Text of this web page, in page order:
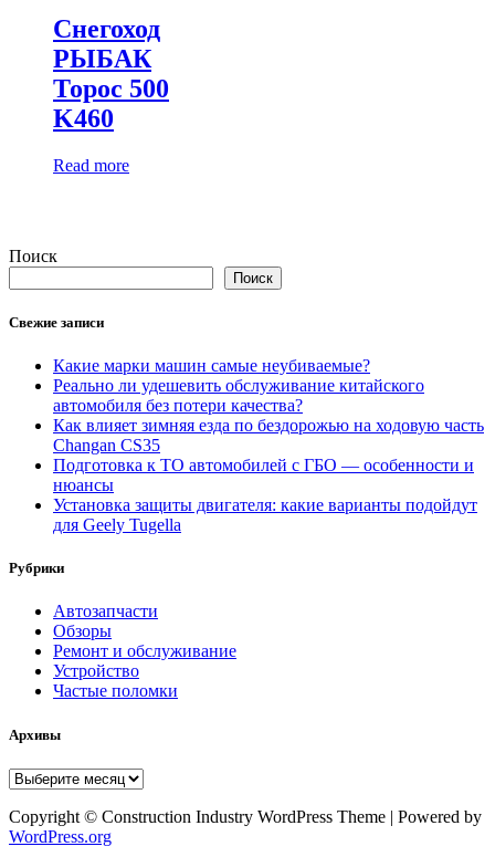
Снегоход
РЫБАК
Торос 500
K460
Read more
Поиск
Поиск
Свежие записи
Какие марки машин самые неубиваемые?
Реально ли удешевить обслуживание китайского
автомобиля без потери качества?
Как влияет зимняя езда по бездорожью на ходовую часть
Changan CS35
Подготовка к ТО автомобилей с ГБО — особенности и
нюансы
Установка защиты двигателя: какие варианты подойдут
для Geely Tugella
Рубрики
Автозапчасти
Обзоры
Ремонт и обслуживание
Устройство
Частые поломки
Архивы
Архивы
Copyright © Construction Industry WordPress Theme | Powered by
WordPress.org